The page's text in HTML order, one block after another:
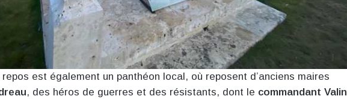
est également un panthéon local, où reposent d’anciens maires
, des héros de guerres et des résistants, dont le commandant Valin